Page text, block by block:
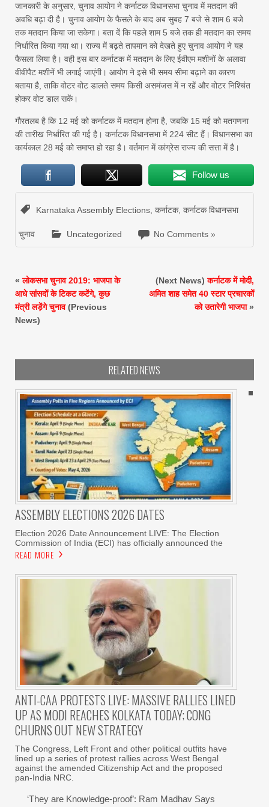
जानकारी के अनुसार, चुनाव आयोग ने कर्नाटक विधानसभा चुनाव में मतदान की
अवधि बढ़ा दी है। चुनाव आयोग के फैसले के बाद अब सुबह 7 बजे से शाम 6 बजे
तक मतदान किया जा सकेगा। बता दें कि पहले शाम 5 बजे तक ही मतदान का समय
निर्धारित किया गया था। राज्य में बढ़ते तापमान को देखते हुए चुनाव आयोग ने यह
फैसला लिया है। वही इस बार कर्नाटक में मतदान के लिए ईवीएम मशीनों के अलावा
वीवीपैट मशीनें भी लगाई जाएंगी। आयोग ने इसे भी समय सीमा बढ़ाने का कारण
बताया है, ताकि वोटर वोट डालते समय किसी असमंजस में न रहें और वोटर निश्चिंत
होकर वोट डाल सकें।
गौरतलब है कि 12 मई को कर्नाटक में मतदान होना है, जबकि 15 मई को मतगणना
की तारीख निर्धारित की गई है। कर्नाटक विधानसभा में 224 सीट हैं। विधानसभा का
कार्यकाल 28 मई को समाप्त हो रहा है। वर्तमान में कांग्रेस राज्य की सत्ता में है।
Follow us
Karnataka Assembly Elections कर्नाटक, कर्नाटक विधानसभा
चुनाव Uncategorized No Comments »
«लोकसभा चुनाव 2019: भाजपा के
आधे सांसदों के टिकट कटेंगे, कुछ
मंत्री लड़ेंगे चुनाव(Previous
News)
(Next News)कर्नाटक में मोदी,
अमित शाह समेत 40 स्टार प्रचारकों
को उतारेगी भाजपा»
RELATED NEWS
ASSEMBLY ELECTIONS 2026 DATES
Election 2026 Date Announcement LIVE: The Election
Commission of India (ECI) has officially announced the
READ MORE
ANTI-CAA PROTESTS LIVE: MASSIVE RALLIES LINED
UP AS MODI REACHES KOLKATA TODAY; CONG
CHURNS OUT NEW STRATEGY
The Congress, Left Front and other political outfits have
lined up a series of protest rallies across West Bengal
against the amended Citizenship Act and the proposed
pan-India NRC.
‘They are Knowledge-proof’: Ram Madhav Says